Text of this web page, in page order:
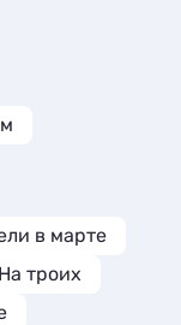
в марте
На троих